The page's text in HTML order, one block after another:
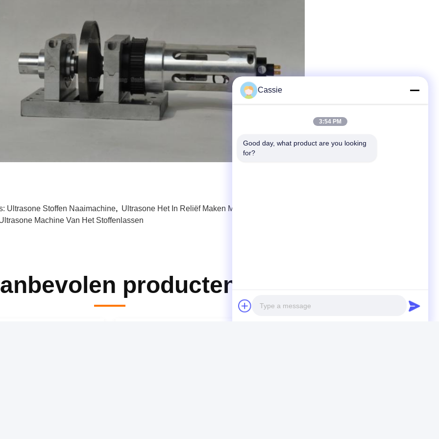
Ultrasone Stoffen Naaimachine, Ultrasone Het In Reliëf Maken Machine
Machine Van Het Stoffenlassen
producten
Cassie
3:54 PM
Good day, what product are you looking
for?